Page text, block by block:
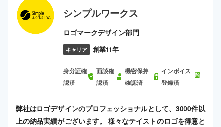
シンプルワークス
ロゴマークデザイン部門
キャリア 創業11年
身分証確
認済
面談確
認済
機密保持
確認済
インボイス
登録済
弊社はロゴデザインのプロフェッショナルとして、3000件以
上の納品実績がございます。 様々なテイストのロゴを得意と